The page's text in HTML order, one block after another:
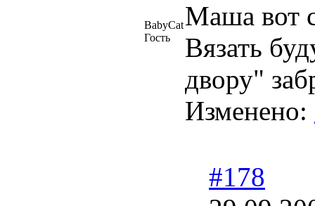
BabyCat
Гость
Маша вот
Вязать
двору"
Изменено:
#178